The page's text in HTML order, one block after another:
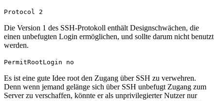
Protocol 2
Die Version 1 des SSH-Protokoll enthält Designschwächen, die
einen unbefugten Login ermöglichen, und sollte darum nicht benutzt
werden.
PermitRootLogin no
Es ist eine gute Idee root den Zugang über SSH zu verwehren.
Denn wenn jemand gelänge sich über SSH unbefugt Zugang zum
Server zu verschaffen, könnte er als unprivilegierter Nutzer nur